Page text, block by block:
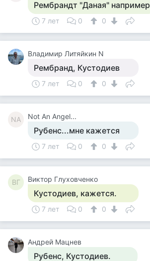
Рембрандт "Даная" например
7 лет 0 0
Владимир Литяйкин N
Рембранд, Кустодиев
7 лет 0 0
NA Not An Angel...
Рубенс...мне кажется
7 лет 0 0
ВГ Виктор Глуховченко
Кустодиев, кажется.
7 лет 0 0
Андрей Мацнев
Рубенс, Кустодиев.